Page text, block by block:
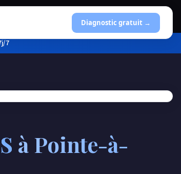
Diagnostic gratuit →
7
à Pointe-à-